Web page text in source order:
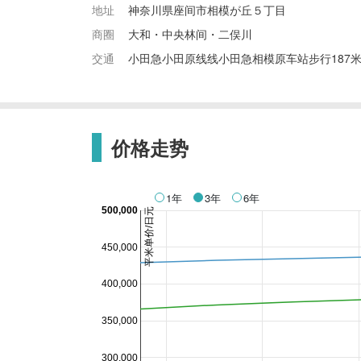
地址
神奈川県座间市相模が丘５丁目
商圈
大和・中央林间・二俣川
交通
小田急小田原线线小田急相模原车站步行187米
价格走势
1年 3年 6年
300,000
350,000
400,000
450,000
500,000 平米单价/日元